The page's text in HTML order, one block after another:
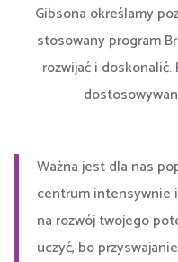
Gibsona określamy
stosowany program
rozwijać i
Ważna jest dla nas
centrum intensywnie
na rozwój twojego
uczyć, bo